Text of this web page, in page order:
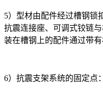
5）型材由配件经过槽钢锁
抗震连接座、可调式铰链
装在槽钢上的配件通过带
6）抗震支架系统的固定点：